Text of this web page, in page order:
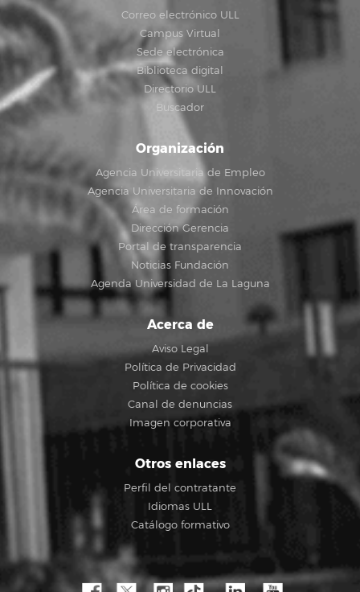
Correo electrónico ULL
Campus Virtual
Sede electrónica
Biblioteca digital
Directorio ULL
Buscador
Organización
Agencia Universitaria de Empleo
Agencia Universitaria de Innovación
Área de formación
Dirección Gerencia
Portal de transparencia
Noticias Fundación
Agenda Universidad de La Laguna
Acerca de
Aviso Legal
Política de Privacidad
Política de cookies
Canal de denuncias
Imagen corporativa
Otros enlaces
Perfil del contratante
Idiomas ULL
Catálogo formativo